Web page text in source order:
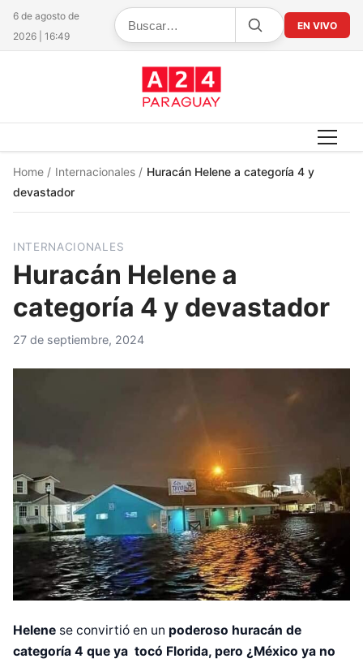
6 de agosto de
2026 | 16:49
EN VIVO
Home / Internacionales / Huracán Helene a categoría 4 y
devastador
INTERNACIONALES
Huracán Helene a
categoría 4 y devastador
27 de septiembre, 2024
Helene se convirtió en un poderoso huracán de
categoría 4 que ya tocó Florida, pero ¿México ya no